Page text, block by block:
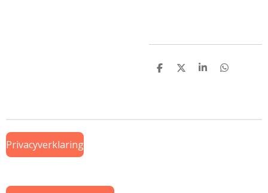
D
D
S
D
Privacyverklaring